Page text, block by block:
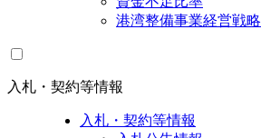
港湾整備事業経営戦略
入札・契約等情報
入札・契約等情報